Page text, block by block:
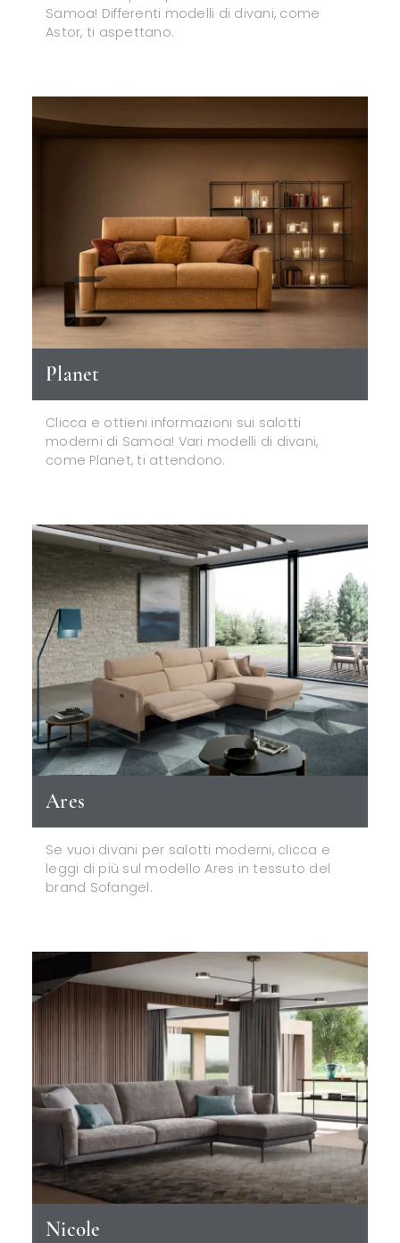
Samoa! Differenti modelli di divani, come
Astor, ti aspettano.
Planet
Clicca e ottieni informazioni sui salotti
moderni di Samoa! Vari modelli di divani,
come Planet, ti attendono.
Ares
Se vuoi divani per salotti moderni, clicca e
leggi di più sul modello Ares in tessuto del
brand Sofangel.
Nicole